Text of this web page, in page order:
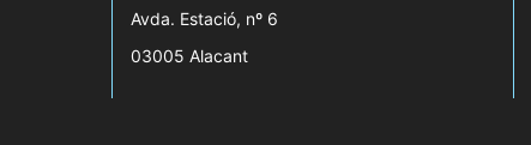
Avda. Estació, nº 6
03005 Alacant